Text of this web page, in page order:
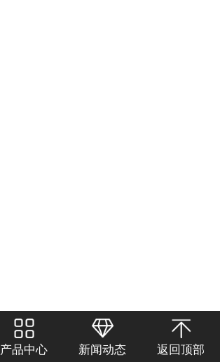
产品中心 新闻动态 返回顶部